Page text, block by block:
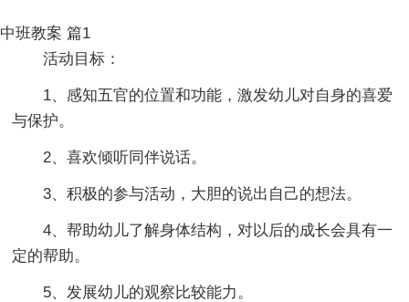
中班教案 篇1
活动目标：
1、感知五官的位置和功能，激发幼儿对自身的喜爱
与保护。
2、喜欢倾听同伴说话。
3、积极的参与活动，大胆的说出自己的想法。
4、帮助幼儿了解身体结构，对以后的成长会具有一
定的帮助。
5、发展幼儿的观察比较能力。